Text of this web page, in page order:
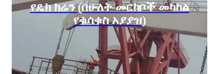
የዴክ ክሬን (በሁለት መርከቦች መካከል
የቁሳቁስ አያያዝ)